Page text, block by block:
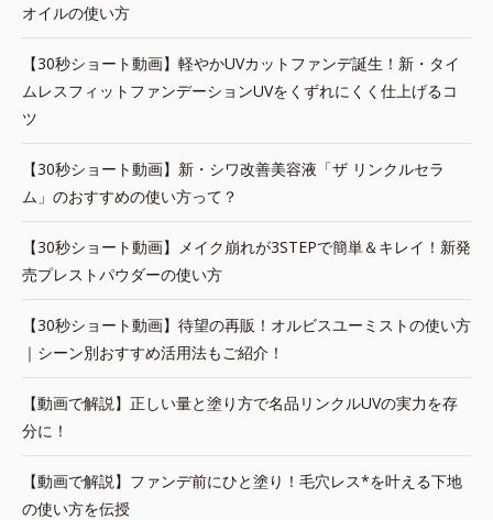
オイルの使い方
【30秒ショート動画】軽やかUVカットファンデ誕生！新・タイ
ムレスフィットファンデーションUVをくずれにくく仕上げるコ
ツ
【30秒ショート動画】新・シワ改善美容液「ザ リンクルセラ
ム」のおすすめの使い方って？
【30秒ショート動画】メイク崩れが3STEPで簡単＆キレイ！新発
売プレストパウダーの使い方
【30秒ショート動画】待望の再販！オルビスユーミストの使い方
｜シーン別おすすめ活用法もご紹介！
【動画で解説】正しい量と塗り方で名品リンクルUVの実力を存
分に！
【動画で解説】ファンデ前にひと塗り！毛穴レス*を叶える下地
の使い方を伝授